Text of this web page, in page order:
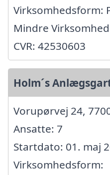
Virksomhedsform:
Mindre Virksomhed
CVR: 42530603
Holm´s
Vorupørvej 24,
Ansatte: 7
Startdato: 01. maj
Virksomhedsform: